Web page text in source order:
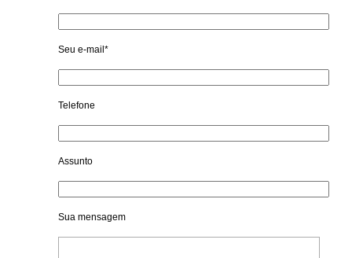
Seu e-mail*
Telefone
Assunto
Sua mensagem